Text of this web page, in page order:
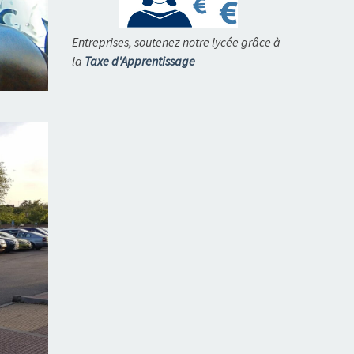
Entreprises, soutenez notre lycée grâce à
la Taxe d'Apprentissage